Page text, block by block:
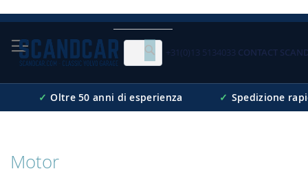
Skip
Content
Cerca
+31(0)13 5134033 CONTACT
✓ Oltre 50 anni di esperienza ✓ Spedizione
Motor